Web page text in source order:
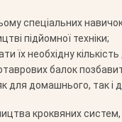
спеціальних
підйомної техніки;
необхідну
балок
домашнього, так і
кроквяних